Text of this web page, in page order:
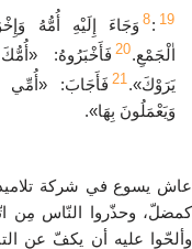
8: 19
وَجَاءَ إِلَيْهِ أُمُّهُ
اٰلْجَمْعِ.20 فَأَخْبَرُوهُ:
يَرَوْكَ».21 فَأَجَابَ: «أُمِّي
وَيَعْمَلُونَ بِهَا».
عاش يسوع في شركة تلاميذه
كمضلّ، وحذّروا النّاس مِن
وألحّوا عليه أن يكفّ عن